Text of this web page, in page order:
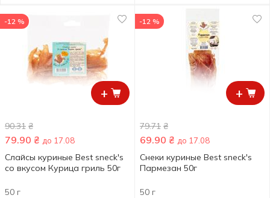
+
-12 %
90.31 ₴
79.90 ₴ до 17.08
Слайсы куриные Best sneck's
со вкусом Курица гриль 50г
50 г
+
-12 %
79.71 ₴
69.90 ₴ до 17.08
Снеки куриные Best sneck's
Пармезан 50г
50 г